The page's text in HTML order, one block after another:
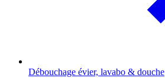
Débouchage évier, lavabo & douche